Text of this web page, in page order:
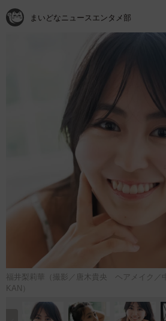
まいどなニュースエンタメ部
福井梨莉華（撮影／唐木貴央 ヘアメイク／
KAN）